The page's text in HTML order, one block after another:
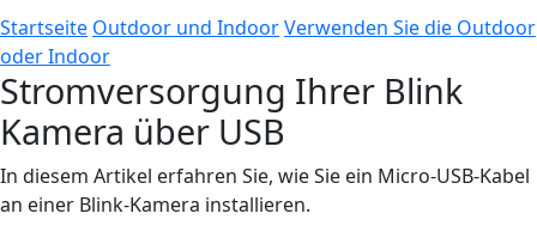
Startseite Outdoor und IndoorVerwenden Sie die Outdoor
oder Indoor
Stromversorgung Ihrer Blink
Kamera über USB
In diesem Artikel erfahren Sie, wie Sie ein Micro-USB-Kabel
an einer Blink-Kamera installieren.